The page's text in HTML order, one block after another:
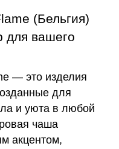
(Бельгия)
для вашего
— это изделия
для
и уюта в любой
чаша
акцентом,